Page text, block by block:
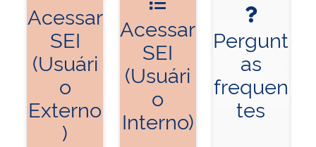
Acessar
SEI
(Usuári
o
Externo
)
Acessar
SEI
(Usuári
o
Interno)
Pergunt
as
frequen
tes